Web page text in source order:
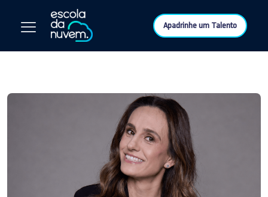
Apadrinhe um Talento